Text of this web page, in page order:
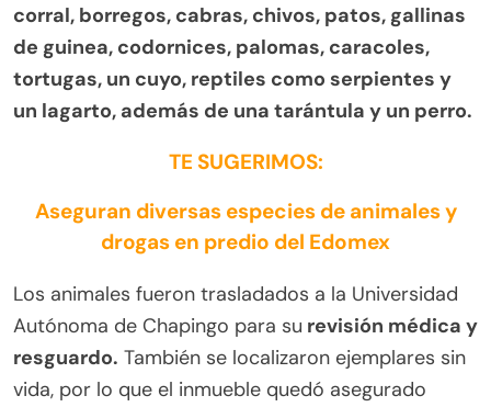
corral, borregos, cabras, chivos, patos, gallinas
de guinea, codornices, palomas, caracoles,
tortugas, un cuyo, reptiles como serpientes y
un lagarto, además de una tarántula y un perro.
TE SUGERIMOS:
Aseguran diversas especies de animales y
drogas en predio del Edomex
Los animales fueron trasladados a la Universidad
Autónoma de Chapingo para su revisión médica y
resguardo. También se localizaron ejemplares sin
vida, por lo que el inmueble quedó asegurado